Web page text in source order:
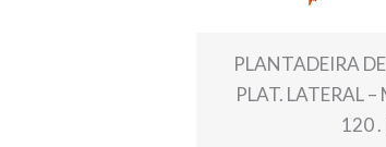
PLANTADEIRA
PLAT. LATERAL
120 .